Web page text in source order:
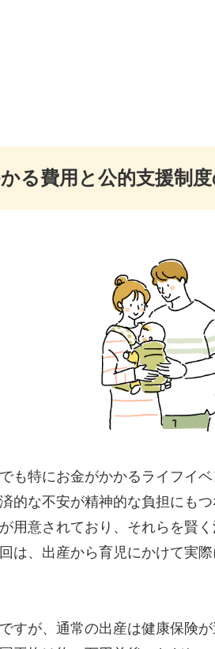
る費用と公的支援制
も特にお金がかかるライフイ
的な不安が精神的な負担にも
用意されており、それらを賢
は、出産から育児にかけて実
すが、通常の出産は健康保険